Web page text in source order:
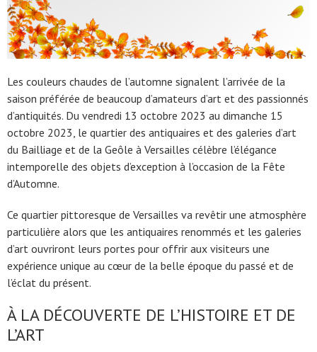
Les couleurs chaudes de l’automne signalent l’arrivée de la
saison préférée de beaucoup d’amateurs d’art et des passionnés
d’antiquités. Du vendredi 13 octobre 2023 au dimanche 15
octobre 2023, le quartier des antiquaires et des galeries d’art
du Bailliage et de la Geôle à Versailles célèbre l’élégance
intemporelle des objets d’exception à l’occasion de la Fête
d’Automne.
Ce quartier pittoresque de Versailles va revêtir une atmosphère
particulière alors que les antiquaires renommés et les galeries
d’art ouvriront leurs portes pour offrir aux visiteurs une
expérience unique au cœur de la belle époque du passé et de
l’éclat du présent.
À LA DÉCOUVERTE DE L’HISTOIRE ET DE
L’ART